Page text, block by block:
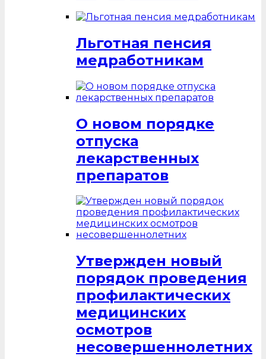
Льготная пенсия
медработникам
О новом порядке
отпуска
лекарственных
препаратов
Утвержден новый
порядок проведения
профилактических
медицинских
осмотров
несовершеннолетних